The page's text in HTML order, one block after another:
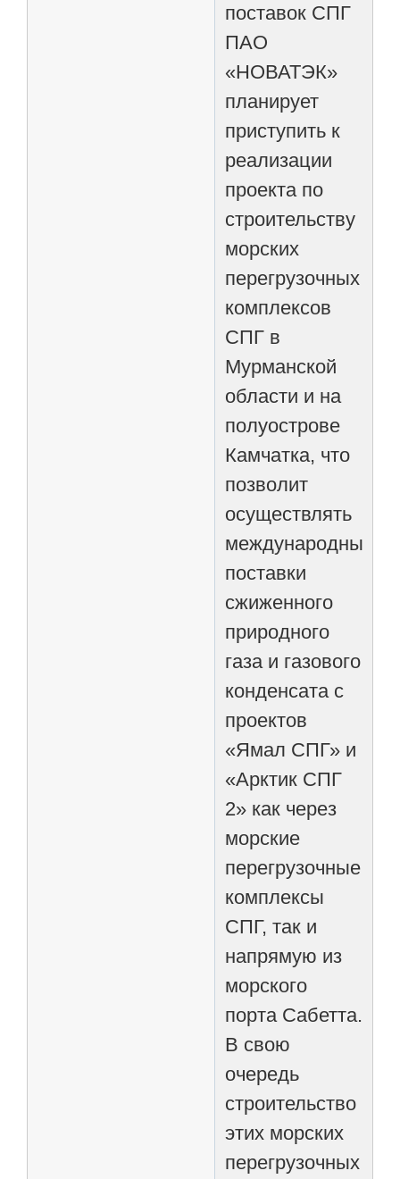
поставок СПГ
ПАО
«НОВАТЭК»
планирует
приступить к
реализации
проекта по
строительству
морских
перегрузочных
комплексов
СПГ в
Мурманской
области и на
полуострове
Камчатка, что
позволит
осуществлять
международные
поставки
сжиженного
природного
газа и газового
конденсата с
проектов
«Ямал СПГ» и
«Арктик СПГ
2» как через
морские
перегрузочные
комплексы
СПГ, так и
напрямую из
морского
порта Сабетта.
В свою
очередь
строительство
этих морских
перегрузочных